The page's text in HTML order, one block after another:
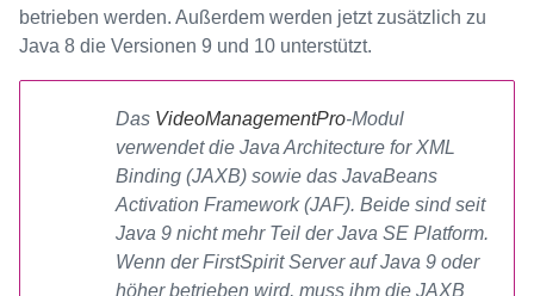
betrieben werden. Außerdem werden jetzt zusätzlich zu
Java 8 die Versionen 9 und 10 unterstützt.
Das VideoManagementPro-Modul
verwendet die Java Architecture for XML
Binding (JAXB) sowie das JavaBeans
Activation Framework (JAF). Beide sind seit
Java 9 nicht mehr Teil der Java SE Platform.
Wenn der FirstSpirit Server auf Java 9 oder
höher betrieben wird, muss ihm die JAXB